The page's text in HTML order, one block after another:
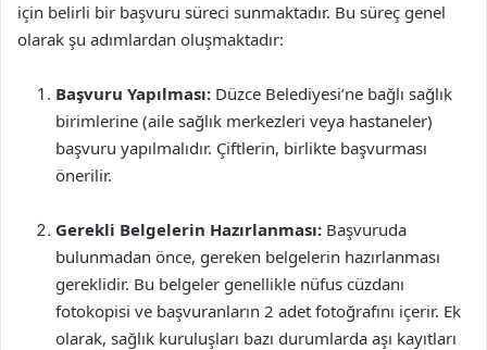
için belirli bir başvuru süreci sunmaktadır. Bu süreç genel
olarak şu adımlardan oluşmaktadır:
Başvuru Yapılması: Düzce Belediyesi’ne bağlı sağlık
birimlerine (aile sağlık merkezleri veya hastaneler)
başvuru yapılmalıdır. Çiftlerin, birlikte başvurması
önerilir.
Gerekli Belgelerin Hazırlanması: Başvuruda
bulunmadan önce, gereken belgelerin hazırlanması
gereklidir. Bu belgeler genellikle nüfus cüzdanı
fotokopisi ve başvuranların 2 adet fotoğrafını içerir. Ek
olarak, sağlık kuruluşları bazı durumlarda aşı kayıtları